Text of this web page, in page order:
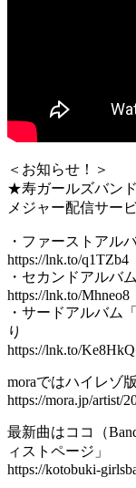
＜お知らせ！＞
★寿ガールズバン
メジャー配信サー
・ファーストア
https://lnk.to/q1TZb4
・セカンドアル
https://lnk.to/Mhneo8
・サードアルバム
り
https://lnk.to/Ke8HkQ
moraではハイレゾ
https://mora.jp/artist/
最新曲はココ（
ィストページ」
https://kotobuki-